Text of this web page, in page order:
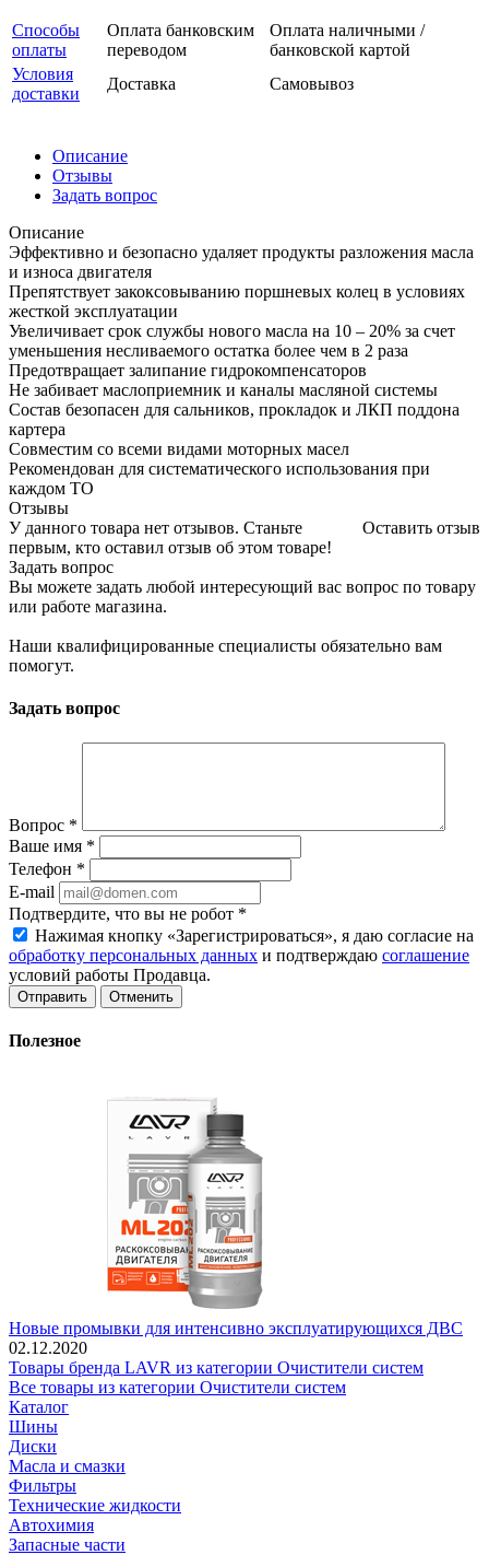
Способы
оплаты
Оплата банковским
переводом
Оплата наличными /
банковской картой
Условия
доставки
Доставка Самовывоз
Описание
Отзывы
Задать вопрос
Описание
Эффективно и безопасно удаляет продукты разложения масла
и износа двигателя
Препятствует закоксовыванию поршневых колец в условиях
жесткой эксплуатации
Увеличивает срок службы нового масла на 10 – 20% за счет
уменьшения несливаемого остатка более чем в 2 раза
Предотвращает залипание гидрокомпенсаторов
Не забивает маслоприемник и каналы масляной системы
Состав безопасен для сальников, прокладок и ЛКП поддона
картера
Совместим со всеми видами моторных масел
Рекомендован для систематического использования при
каждом ТО
Отзывы
Оставить отзыв
У данного товара нет отзывов. Станьте
первым, кто оставил отзыв об этом товаре!
Задать вопрос
Вы можете задать любой интересующий вас вопрос по товару
или работе магазина.
Наши квалифицированные специалисты обязательно вам
помогут.
Задать вопрос
Вопрос *
Ваше имя *
Телефон *
E-mail
Подтвердите, что вы не робот *
Нажимая кнопку «Зарегистрироваться», я даю согласие на
обработку персональных данных и подтверждаю соглашение
условий работы Продавца.
Отменить
Полезное
Новые промывки для интенсивно эксплуатирующихся ДВС
02.12.2020
Товары бренда LAVR из категории Очистители систем
Все товары из категории Очистители систем
Каталог
Шины
Диски
Масла и смазки
Фильтры
Технические жидкости
Автохимия
Запасные части